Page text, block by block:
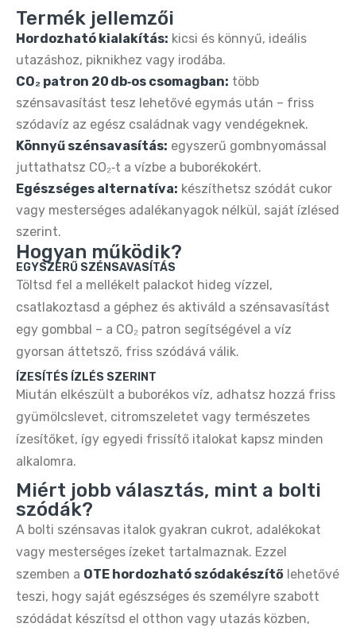
Buydeem DT620E Citromsárga 2‑Szeletes
Kenyérpirító – 7 Fokozat, Széles Nyílás
14.890 Ft 32.990 Ft
Buydeem DT620E Retro 2‑Szeletes
Kenyérpirító – Zöld, Állítható Fokozat
32.990 Ft
Buydeem DT640E Retro 4‑Szeletes
18.790 Ft 34.990 Ft
Buydeem DT640E 4 szeletes kenyérpirító –
retro citromsárga design
19.990 Ft 34.990 Ft
Termék jellemzői
Hordozható kialakítás: kicsi és könnyű, ideális
utazáshoz, piknikhez vagy irodába.
CO₂ patron 20 db‑os csomagban: több
szénsavasítást tesz lehetővé egymás után – friss
szódavíz az egész családnak vagy vendégeknek.
Könnyű szénsavasítás: egyszerű gombnyomással
juttathatsz CO₂‑t a vízbe a buborékokért.
Egészséges alternatíva: készíthetsz szódát cukor
vagy mesterséges adalékanyagok nélkül, saját ízlésed
szerint.
Hogyan működik?
EGYSZERŰ SZÉNSAVASÍTÁS
Töltsd fel a mellékelt palackot hideg vízzel,
csatlakoztasd a géphez és aktiváld a szénsavasítást
egy gombbal – a CO₂ patron segítségével a víz
gyorsan áttetsző, friss szódává válik.
ÍZESÍTÉS ÍZLÉS SZERINT
Miután elkészült a buborékos víz, adhatsz hozzá friss
gyümölcslevet, citromszeletet vagy természetes
ízesítőket, így egyedi frissítő italokat kapsz minden
alkalomra.
Miért jobb választás, mint a bolti
szódák?
A bolti szénsavas italok gyakran cukrot, adalékokat
vagy mesterséges ízeket tartalmaznak. Ezzel
szemben a OTE hordozható szódakészítő lehetővé
teszi, hogy saját egészséges és személyre szabott
szódádat készítsd el otthon vagy utazás közben,